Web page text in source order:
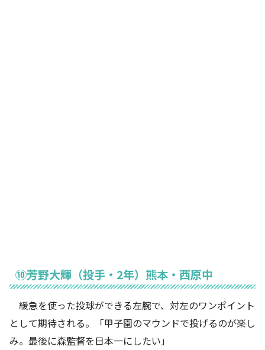
⑩芳野大輝（投手・2年）熊本・西原中
緩急を使った投球ができる左腕で、対左のワンポイント
として期待される。「甲子園のマウンドで投げるのが楽し
み。最後に森監督を日本一にしたい」